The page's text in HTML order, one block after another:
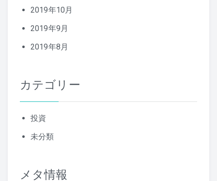
2019年10月
2019年9月
2019年8月
カテゴリー
投資
未分類
メタ情報